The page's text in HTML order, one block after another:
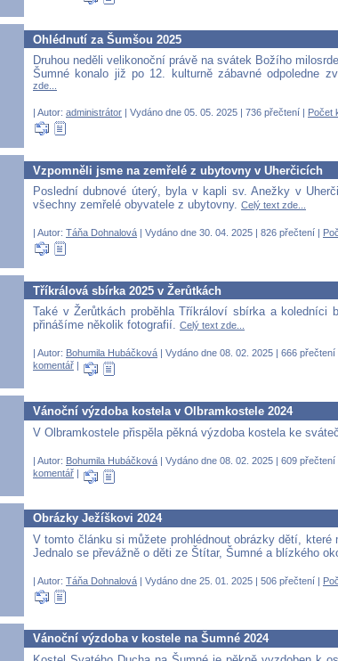
Ohlédnutí za Šumšou 2025
Druhou neděli velikonoční právě na svátek Božího
Šumné konalo již po 12. kulturně zábavné odpoledne
zde...
| Autor: administrátor | Vydáno dne 05. 05. 2025 | 736 přečtení | Počet
Vzpomněli jsme na zemřelé z ubytovny v Uherčicích
Poslední dubnové úterý, byla v kapli sv. Anežky v
všechny zemřelé obyvatele z ubytovny. Celý text zde...
| Autor: Táňa Dohnalová | Vydáno dne 30. 04. 2025 | 826 přečtení |
Tříkrálová sbírka 2025 v Žerůtkách
Také v Žerůtkách proběhla Tříkráloví sbírka a koledníci
přinášíme několik fotografií. Celý text zde...
| Autor: Bohumila Hubáčková | Vydáno dne 08. 02. 2025 | 666 přečtení |
komentář
Vánoční výzdoba kostela v Olbramkostele 2024
V Olbramkostele přispěla pěkná výzdoba kostela ke
| Autor: Bohumila Hubáčková | Vydáno dne 08. 02. 2025 | 609 přečtení
komentář |
Obrázky Ježíškovi 2024
V tomto článku si můžete prohlédnout obrázky dětí, které
Jednalo se převážně o děti ze Štítar, Šumné a blízkého
| Autor: Táňa Dohnalová | Vydáno dne 25. 01. 2025 | 506 přečtení |
Vánoční výzdoba v kostele na Šumné 2024